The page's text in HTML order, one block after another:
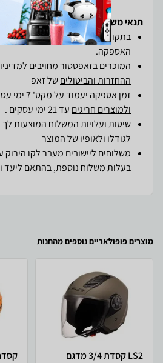
תנאי משלוחים והחזרות ב-zap
בתקופת חגים ייתכנו עומסים חריגים
האספקה.
המוכרים בזאפסטור מחויבים
ההחזרות והביטוליםשל זאפ
זמן אספקה יעמוד על מקס' 7 ימי עסקים מיום הזמנה,
ולמוצרים חריגים עד 21 ימי עסקים .
שיטות ועלויות המשלוח המוצעות
לגודלו ולאופיו של המוצר
משלוחים ליישובים מעבר לקו הירוק
בעלות משלוח נוספת, בהתאם ליעד
מוצרים פופולאריים נוספים מהחנות
LS2 קסדת 3/4 מדגם